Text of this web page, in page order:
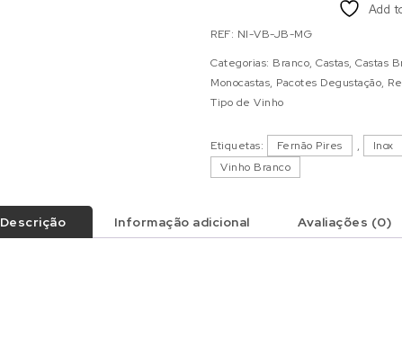
Add
REF: NI-VB-JB-MG
Categorias: Branco,Castas,Castas
Monocastas, Pacotes Degustação,
Tipo de Vinho
Etiquetas: Fernão Pires , Inox
Vinho Branco
Descrição Informação adicional Avaliações (0)